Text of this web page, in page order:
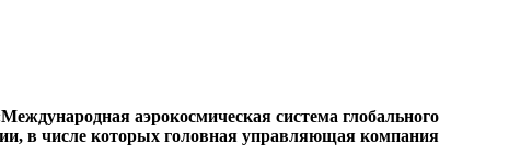
аэрокосмическая система глобального
в числе которых головная управляющая компания